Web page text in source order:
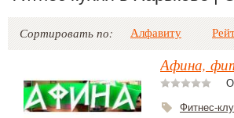
Сортировать по: Алфавиту
Афина,
Фитнес-